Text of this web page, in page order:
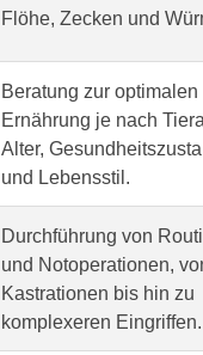
Flöhe, Zecken und
Beratung zur optimalen
Ernährung je nach
Alter,
und Lebensstil.
Durchführung von
und Notoperationen,
Kastrationen bis hin zu
komplexeren Eingriffen.